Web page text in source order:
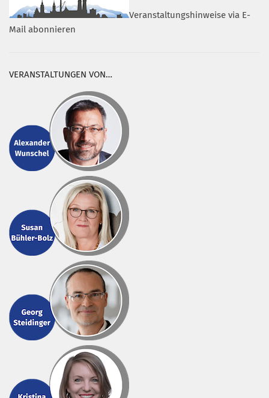
Veranstaltungshinweise via E-
Mail abonnieren
VERANSTALTUNGEN VON…